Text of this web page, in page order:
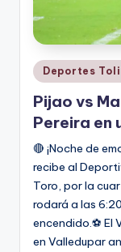
Publicado
en
Deportes
Pijao vs
Pereira en
🔴 ¡Noche de
recibe al
Toro, por la
rodará a las
encendido.⚽
en Valledupar